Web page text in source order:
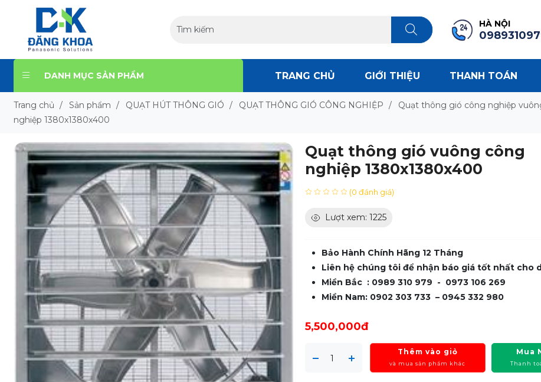
HÀ NỘI
DANH MỤC SẢN PHẨM TRANG CHỦ GIỚI THIỆU THANH TOÁN
Trang chủ / Sản phẩm / QUẠT HÚT THÔNG GIÓ / QUẠT THÔNG GIÓ CÔNG NGHIỆP / Quạt thông gió công nghiệp
nghiệp 1380x1380x400
Quạt thông gió vuông công
nghiệp 1380x1380x400
(0 đánh giá)
Lượt xem: 1225
Bảo Hành Chính Hãng 12 Tháng
Liên hệ chúng tôi để nhận báo giá tốt nhất cho
Miền Bắc : 0989 310 979 - 0973 106 269
Miền Nam: 0902 303 733 – 0945 332 980
5,500,000đ
Thêm vào giỏ
và mua sản phẩm khác
Mua
Thanh